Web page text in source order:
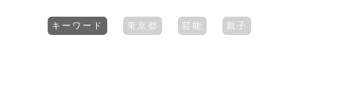
キーワード 東京都 芸能 親子